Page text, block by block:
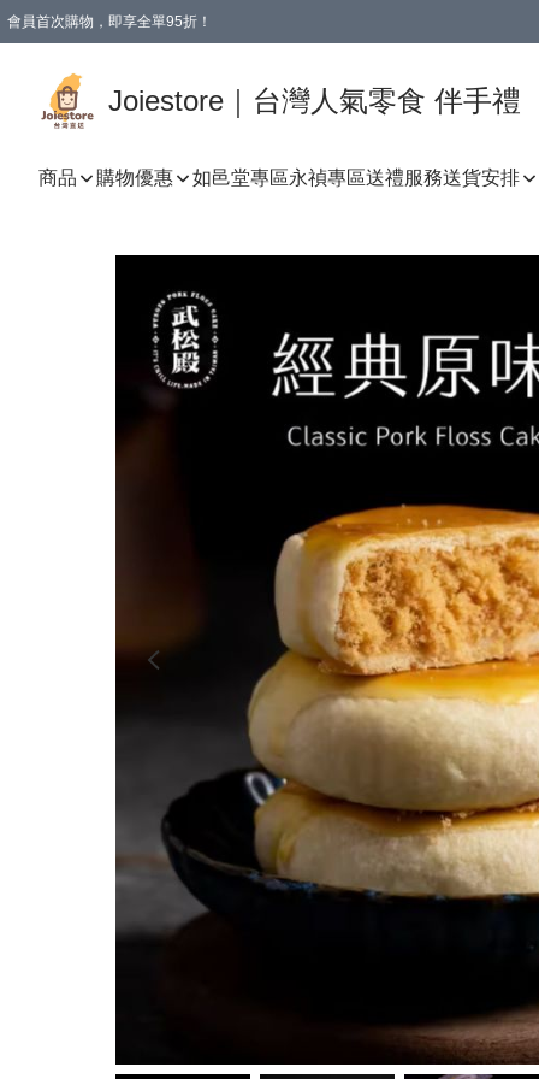
會員首次購物，即享全單95折！
Joiestore｜台灣人氣零食 伴手禮
商品 購物優惠 如邑堂專區永禎專區送禮服務送貨安排